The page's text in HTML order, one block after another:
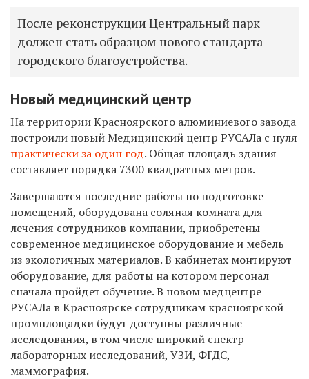
После реконструкции Центральный парк
должен стать образцом нового стандарта
городского благоустройства.
Новый медицинский центр
На территории Красноярского алюминиевого завода
построили новый Медицинский центр РУСАЛа с нуля
практически за один год. Общая площадь здания
составляет порядка 7300 квадратных метров.
Завершаются последние работы по подготовке
помещений, оборудована соляная комната для
лечения сотрудников компании, приобретены
современное медицинское оборудование и мебель
из экологичных материалов. В кабинетах монтируют
оборудование, для работы на котором персонал
сначала пройдет обучение. В новом медцентре
РУСАЛа в Красноярске сотрудникам красноярской
промплощадки будут доступны различные
исследования, в том числе широкий спектр
лабораторных исследований, УЗИ, ФГДС,
маммография.